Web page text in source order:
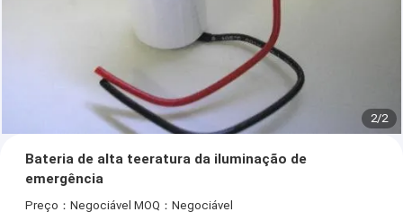
2/2
Bateria de alta teeratura da iluminação de
emergência
Preço：Negociável MOQ：Negociável